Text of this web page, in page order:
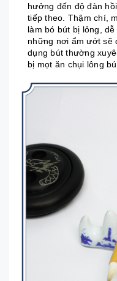
hưởng đến độ đàn
tiếp theo. Thậm chí,
làm bó bút bị lỏng,
những nơi ẩm ướt sẽ
dụng bút thường
bị mọt ăn chụi lông